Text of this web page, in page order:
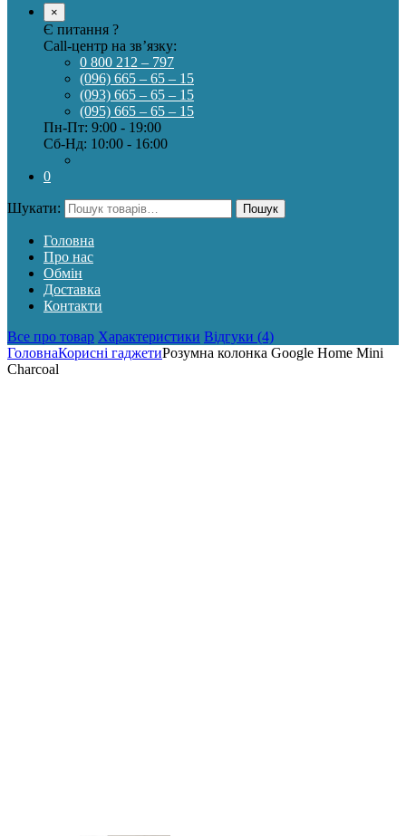
×
Є питання ?
Call-центр на зв’язку:
0 800 212 – 797
(096) 665 – 65 – 15
(093) 665 – 65 – 15
(095) 665 – 65 – 15
Пн-Пт: 9:00 - 19:00
Сб-Нд: 10:00 - 16:00
0
Шукати: Пошук
Головна
Про нас
Обмін
Доставка
Контакти
Все про товар Характеристики Відгуки (4)
ГоловнаКорисні гаджетиРозумна колонка Google Home Mini
Charcoal